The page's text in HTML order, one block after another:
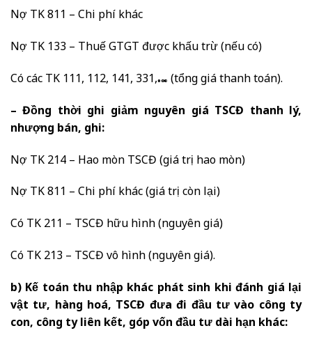
Nợ TK 811 – Chi phí khác
Nợ TK 133 – Thuế GTGT được khấu trừ (nếu có)
Có các TK 111, 112, 141, 331,… (tổng giá thanh toán).
– Đồng thời ghi giảm nguyên giá TSCĐ thanh lý,
nhượng bán, ghi:
Nợ TK 214 – Hao mòn TSCĐ (giá trị hao mòn)
Nợ TK 811 – Chi phí khác (giá trị còn lại)
Có TK 211 – TSCĐ hữu hình (nguyên giá)
Có TK 213 – TSCĐ vô hình (nguyên giá).
b) Kế toán thu nhập khác phát sinh khi đánh giá lại
vật tư, hàng hoá, TSCĐ đưa đi đầu tư vào công ty
con, công ty liên kết, góp vốn đầu tư dài hạn khác: